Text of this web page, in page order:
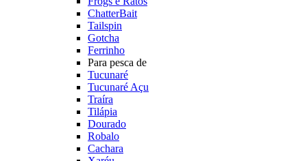
ChatterBait
Tailspin
Gotcha
Ferrinho
Para pesca de
Tucunaré
Tucunaré Açu
Traíra
Tilápia
Dourado
Robalo
Cachara